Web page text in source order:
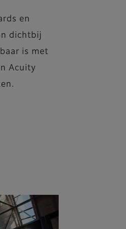
en
dichtbij
is met
Acuity